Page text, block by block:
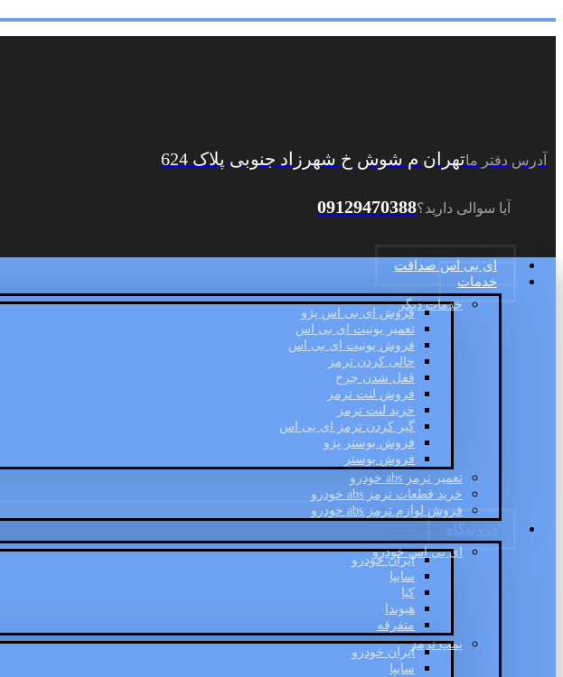
آدرس دفتر ماتهران م شوش خ شهرزاد جنوبی پلاک 624
آیا سوالی دارید؟09129470388
ای بی اس صداقت
خدمات
خدمات دیگر
فروش ای بی اس پژو
تعمیر یونیت ای بی اس
فروش یونیت ای بی اس
خالی کردن ترمز
قفل شدن چرخ
فروش لنت ترمز
خرید لنت ترمز
گیر کردن ترمز ای بی اس
فروش بوستر پژو
فروش بوستر
تعمیر ترمز abs خودرو
خرید قطعات ترمز abs خودرو
فروش لوازم ترمز abs خودرو
فروشگاه
ای بی اس خودرو
ایران خودرو
سایپا
کیا
هیوندا
متفرقه
پمپ ترمز
ایران خودرو
سایپا